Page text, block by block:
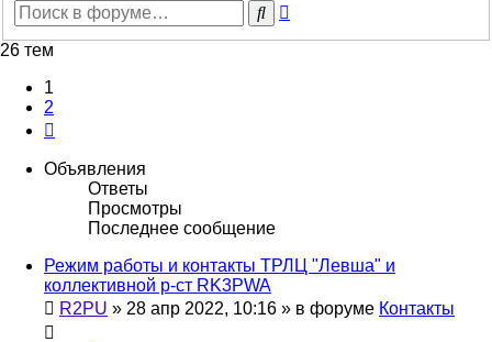
Поиск
26 тем
1
2
Объявления
Ответы
Просмотры
Последнее сообщение
Режим работы и контакты ТРЛЦ "Левша" и
коллективной р-ст RK3PWA
R2PU » 28 апр 2022, 10:16 » в форуме Контакты